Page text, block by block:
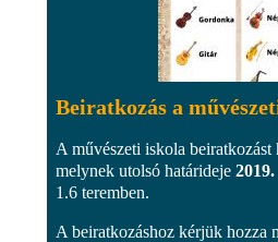
Beiratkozás a
A művészeti iskola
melynek utolsó határideje
1.6 teremben.
A beiratkozáshoz kérjük hozza